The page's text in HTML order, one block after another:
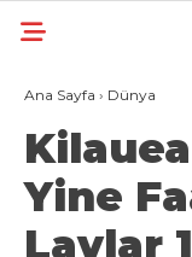
Ana Sayfa › Dünya
Yine
Lavlar